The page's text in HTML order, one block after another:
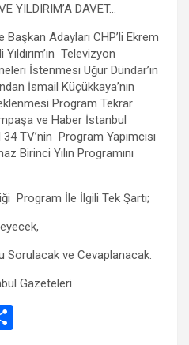
YILDIRIM’A DAVET…
Adayları CHP’li Ekrem
Televizyon
İstenmesi Uğur Dündar’ın
İsmail Küçükkaya’nın
Program Tekrar
ve Haber İstanbul
TV’nin Program Yapımcısı
Birinci Yılın Programını
Program İle İlgili Tek Şartı;
Sorulacak ve Cevaplanacak.
Gazeteleri